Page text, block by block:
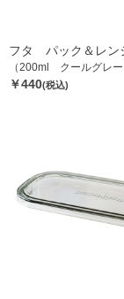
フタ パック＆レ
（200ml クールグレー
￥440(税込)